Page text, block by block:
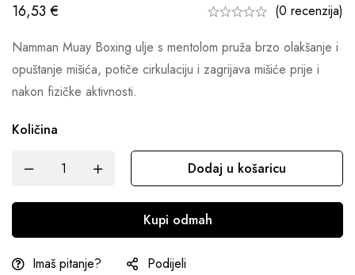
16,53 €
(0 recenzija)
Namman Muay Boxing ulje s mentolom pruža brzo olakšanje i
opuštanje mišića, potiče cirkulaciju i zagrijava mišiće prije i
nakon fizičke aktivnosti.
Količina
Dodaj u košaricu
Kupi odmah
Imaš pitanje? Podijeli